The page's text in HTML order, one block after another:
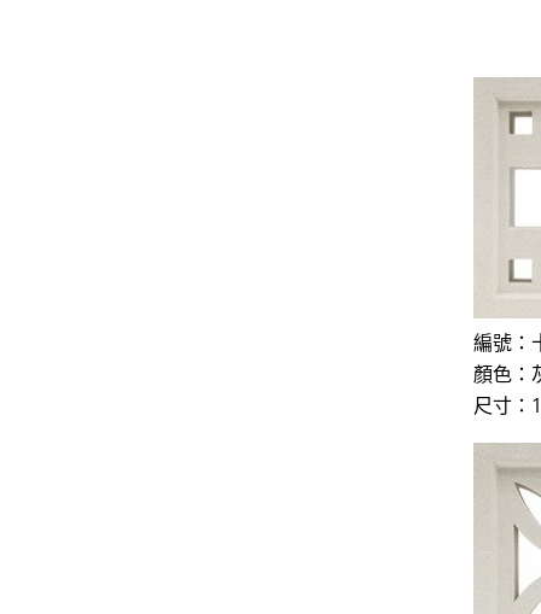
編號：
顏色：
尺寸：